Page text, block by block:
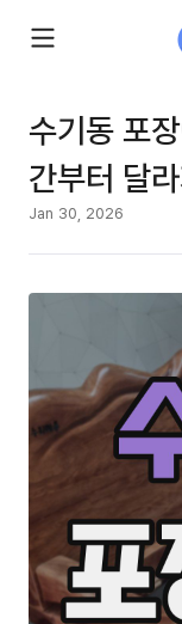
수기동 포
간부터 달
Jan 30, 2026